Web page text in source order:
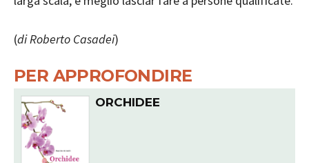
(di Roberto Casadei)
PER APPROFONDIRE
ORCHIDEE